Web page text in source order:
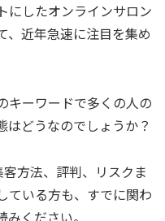
にしたオンラインサロン
、近年急速に注目を集め
キーワードで多くの人の
どうなのでしょうか？
方法、評判、リスクま
ている方も、すでに関わ
ください。